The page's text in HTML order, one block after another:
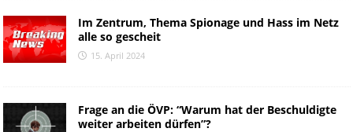
Im Zentrum, Thema Spionage und Hass im Netz
alle so gescheit
15. April 2024
Frage an die ÖVP: “Warum hat der Beschuldigte
weiter arbeiten dürfen”?